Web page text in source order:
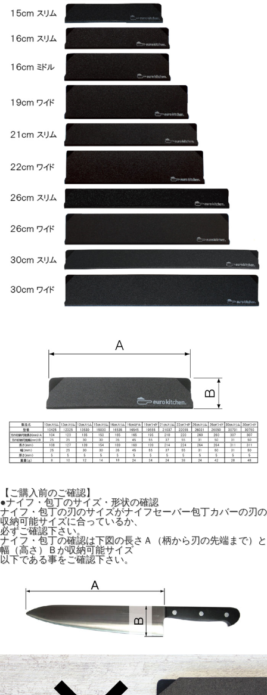
【ご購入前のご確認】
●ナイフ・包丁のサイズ・形状の確認
ナイフ・包丁の刃のサイズがナイフセーバー包丁カバーの刃の
収納可能サイズに合っているか、
必ずご確認下さい。
ナイフ・包丁の確認は下図の長さＡ（柄から刃の先端まで）と
幅（高さ）Ｂが収納可能サイズ
以下である事をご確認下さい。